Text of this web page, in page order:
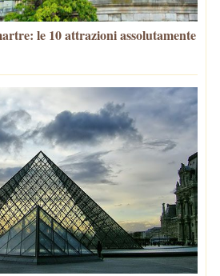
le 10 attrazioni assolutamente